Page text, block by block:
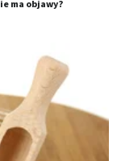
ma objawy?